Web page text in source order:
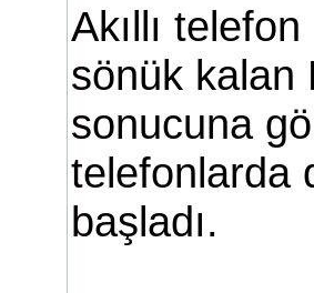
Akıllı
sönük kalan
sonucuna
telefonlarda
başladı.